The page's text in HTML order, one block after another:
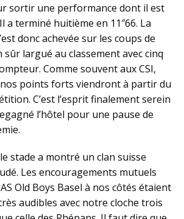
sortir une performance dont il est
a terminé huitième en 11″66. La
donc achevée sur les coups de
sûr largué au classement avec cinq
Comme souvent aux CSI,
points forts viendront à partir du
C’est l’esprit finalement serein
l’hôtel pour une pause de
stade a montré un clan suisse
Les encouragements mutuels
Old Boys Basel à nos côtés étaient
audibles avec notre cloche trois